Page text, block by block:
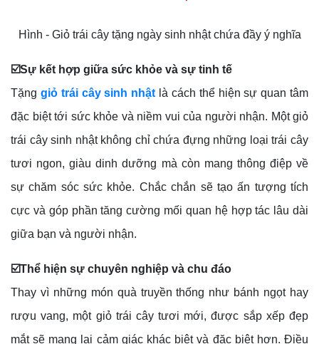
Hình - Giỏ trái cây tặng ngày sinh nhật chứa đầy ý nghĩa
☑️Sự kết hợp giữa sức khỏe và sự tinh tế
Tặng giỏ trái cây sinh nhật là cách thể hiện sự quan tâm
đặc biệt tới sức khỏe và niềm vui của người nhận. Một giỏ
trái cây sinh nhật không chỉ chứa đựng những loại trái cây
tươi ngon, giàu dinh dưỡng mà còn mang thông điệp về
sự chăm sóc sức khỏe. Chắc chắn sẽ tạo ấn tượng tích
cực và góp phần tăng cường mối quan hệ hợp tác lâu dài
giữa bạn và người nhận.
☑️Thể hiện sự chuyên nghiệp và chu đáo
Thay vì những món quà truyền thống như bánh ngọt hay
rượu vang, một giỏ trái cây tươi mới, được sắp xếp đẹp
mắt sẽ mang lại cảm giác khác biệt và đặc biệt hơn. Điều